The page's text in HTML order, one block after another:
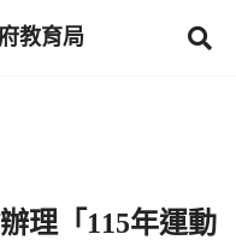
教育局
理「115年運動